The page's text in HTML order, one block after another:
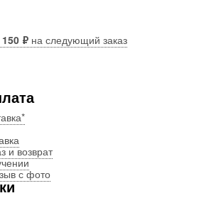
150 ₽ на следующий заказ
и возврат
с фото